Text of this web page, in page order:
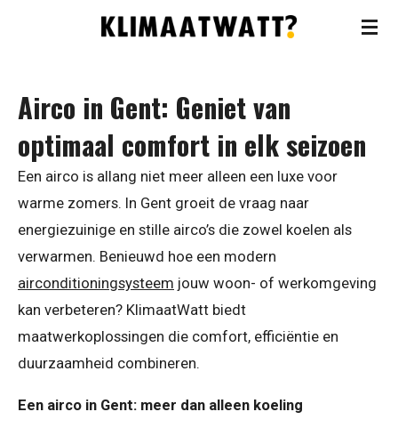
de
Airco in Gent: Geniet van
optimaal comfort in elk seizoen
Een airco is allang niet meer alleen een luxe voor
warme zomers. In Gent groeit de vraag naar
energiezuinige en stille airco’s die zowel koelen als
verwarmen. Benieuwd hoe een modern
airconditioningsysteem jouw woon- of werkomgeving
kan verbeteren? KlimaatWatt biedt
maatwerkoplossingen die comfort, efficiëntie en
duurzaamheid combineren.
Een airco in Gent: meer dan alleen koeling